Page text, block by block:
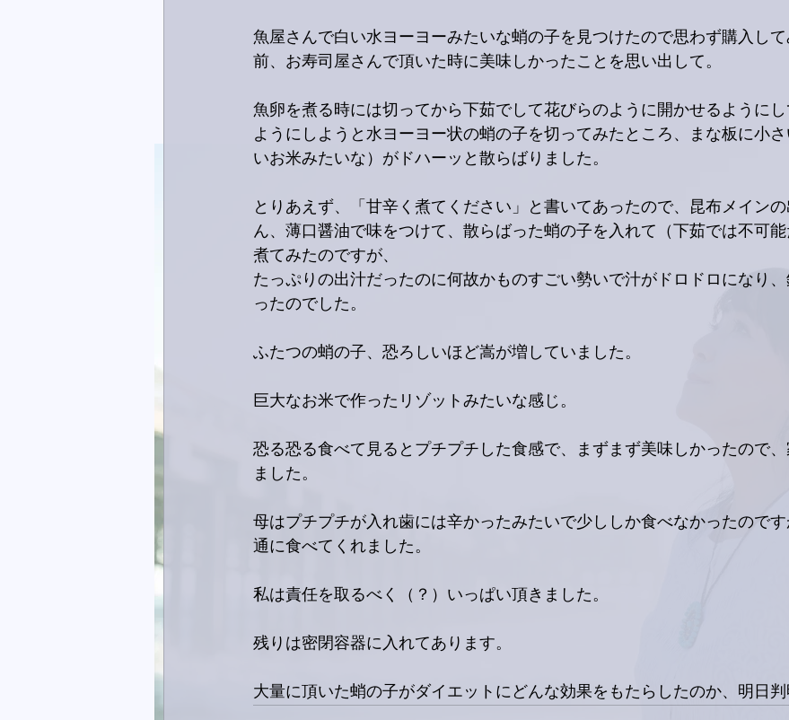
魚屋さんで白い水ヨーヨーみたいな蛸の子を見つけたので思わず購入し
前、お寿司屋さんで頂いた時に美味しかったことを思い出して。
魚卵を煮る時には切ってから下茹でして花びらのように開かせるように
ようにしようと水ヨーヨー状の蛸の子を切ってみたところ、まな板に小
いお米みたいな）がドハーッと散らばりました。
とりあえず、「甘辛く煮てください」と書いてあったので、昆布メイン
ん、薄口醤油で味をつけて、散らばった蛸の子を入れて（下茹では不可能
煮てみたのですが、
たっぷりの出汁だったのに何故かものすごい勢いで汁がドロドロになり
ったのでした。
ふたつの蛸の子、恐ろしいほど嵩が増していました。
巨大なお米で作ったリゾットみたいな感じ。
恐る恐る食べて見るとプチプチした食感で、まずまず美味しかったので
ました。
母はプチプチが入れ歯には辛かったみたいで少ししか食べなかったので
通に食べてくれました。
私は責任を取るべく（？）いっぱい頂きました。
残りは密閉容器に入れてあります。
大量に頂いた蛸の子がダイエットにどんな効果をもたらしたのか、明日判